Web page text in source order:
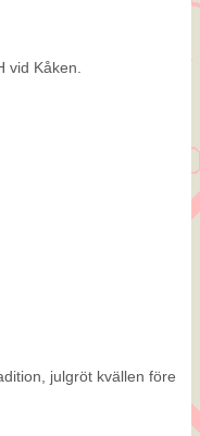
vid Kåken.
julgröt kvällen före